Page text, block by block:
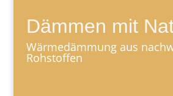
Dämmen mit
Wärmedämmung aus
Rohstoffen